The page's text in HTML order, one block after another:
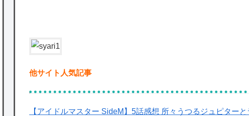
でやる隊はそれぞれどの位いるんだろうか特
他サイト人気記事
【アイドルマスター SideM】5話感想 所々うつるジュピター